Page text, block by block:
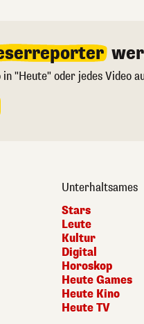
in "Heute" oder jedes Video
Unterhaltsames
Stars
Leute
Kultur
Digital
Horoskop
Heute Games
Heute Kino
Heute TV